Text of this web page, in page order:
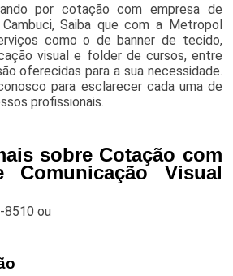
por cotação com empresa de
Saiba que com a Metropol
como o de banner de tecido,
visual e folder de cursos, entre
oferecidas para a sua necessidade.
para esclarecer cada uma de
profissionais.
sobre Cotação com
Comunicação Visual
8510 ou